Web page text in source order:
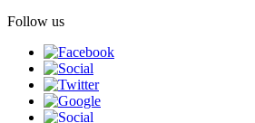
Follow us